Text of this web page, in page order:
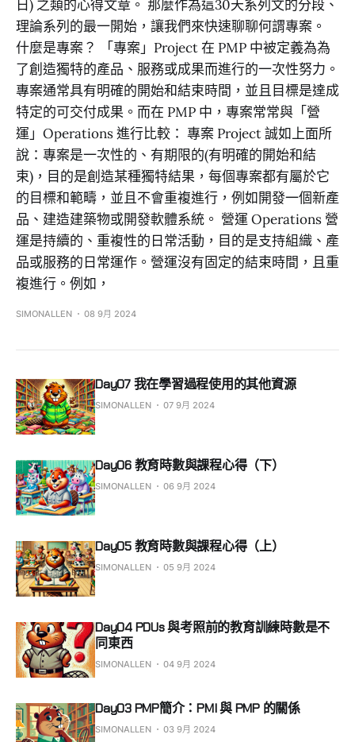
日) 之類的心得文章。 那麼作為這30天系列文的分段、
理論系列的最一開始，讓我們來快速聊聊何謂專案。
什麼是專案？ 「專案」Project 在 PMP 中被定義為為
了創造獨特的產品、服務或成果而進行的一次性努力。
專案通常具有明確的開始和結束時間，並且目標是達成
特定的可交付成果。而在 PMP 中，專案常常與「營
運」Operations 進行比較： 專案 Project 誠如上面所
說：專案是一次性的、有期限的(有明確的開始和結
束)，目的是創造某種獨特結果，每個專案都有屬於它
的目標和範疇，並且不會重複進行，例如開發一個新產
品、建造建築物或開發軟體系統。 營運 Operations 營
運是持續的、重複性的日常活動，目的是支持組織、產
品或服務的日常運作。營運沒有固定的結束時間，且重
複進行。例如，
SIMONALLEN 08 9月 2024
Day07 我在學習過程使用的其他資源
SIMONALLEN 07 9月 2024
Day06 教育時數與課程心得（下）
SIMONALLEN 06 9月 2024
Day05 教育時數與課程心得（上）
SIMONALLEN 05 9月 2024
Day04 PDUs 與考照前的教育訓練時數是不
同東西
SIMONALLEN 04 9月 2024
Day03 PMP簡介：PMI 與 PMP 的關係
SIMONALLEN 03 9月 2024